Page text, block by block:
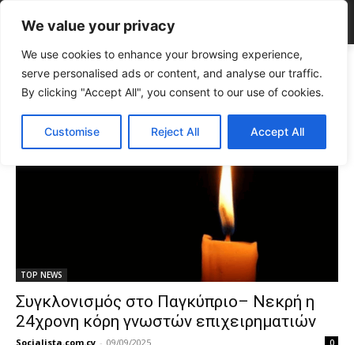
We value your privacy
We use cookies to enhance your browsing experience,
serve personalised ads or content, and analyse our traffic.
By clicking "Accept All", you consent to our use of cookies.
Customise Reject All Accept All
Tags θλίψη Κύπρος
Tag:θλίψη Κύπρος
TOP NEWS
Συγκλονισμός στο Παγκύπριο– Νεκρή η
24χρονη κόρη γνωστών επιχειρηματιών
Socialista.com.cy - 09/09/2025 0